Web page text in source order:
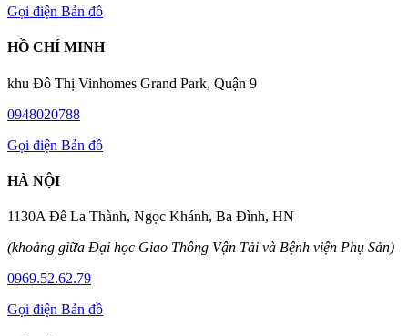
Gọi điện Bản đồ
HỒ CHÍ MINH
khu Đô Thị Vinhomes Grand Park, Quận 9
0948020788
Gọi điện Bản đồ
HÀ NỘI
1130A Đê La Thành, Ngọc Khánh, Ba Đình, HN
(khoảng giữa Đại học Giao Thông Vận Tải và Bệnh viện Phụ Sản)
0969.52.62.79
Gọi điện Bản đồ